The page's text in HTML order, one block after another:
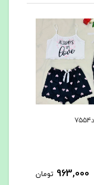
963,000 تومان